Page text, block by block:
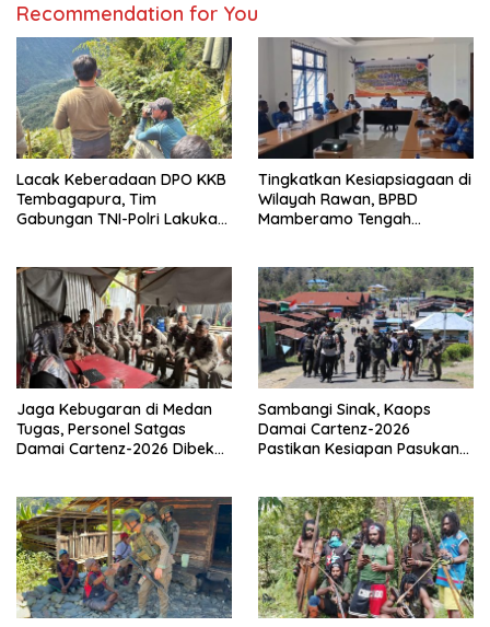
Recommendation for You
Lacak Keberadaan DPO KKB
Tembagapura, Tim
Gabungan TNI-Polri Lakukan
Tingkatkan Kesiapsiagaan di
Wilayah Rawan, BPBD
Mamberamo Tengah
Jaga Kebugaran di Medan
Tugas, Personel Satgas
Damai Cartenz-2026 Dibekali
Sambangi Sinak, Kaops
Damai Cartenz-2026
Pastikan Kesiapan Pasukan